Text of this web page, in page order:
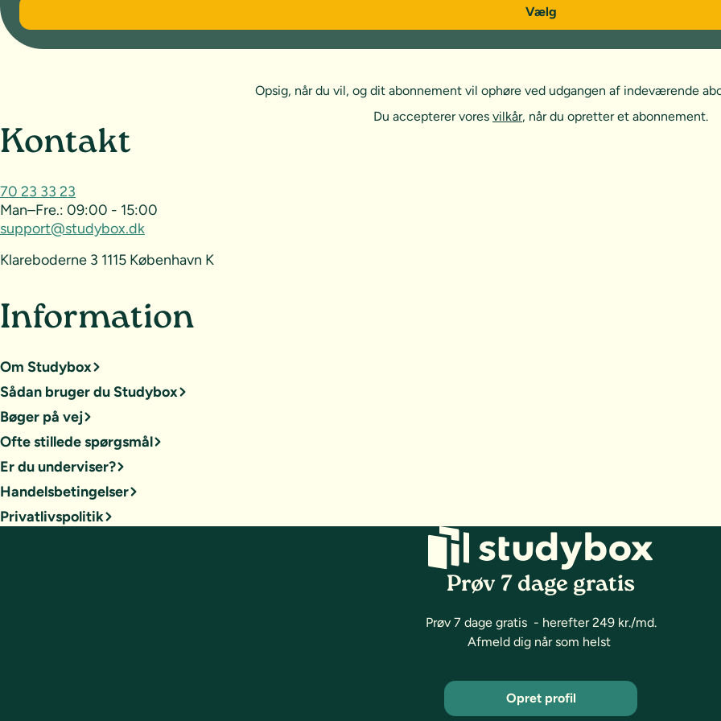
Vælg
Opsig, når du vil, og dit abonnement vil ophøre ved udgangen af indeværende
Du accepterer vores vilkår, når du opretter et abonnement.
Sideoversigt og kontakt
Kontakt
70 23 33 23
Man–Fre.: 09:00 - 15:00
support@studybox.dk
Klareboderne 3 1115 København K
Information
Om Studybox
Sådan bruger du Studybox
Bøger på vej
Ofte stillede spørgsmål
Er du underviser?
Handelsbetingelser
Privatlivspolitik
Prøv 7 dage gratis
Prøv 7 dage gratis - herefter 249 kr./md.
Afmeld dig når som helst
Opret profil